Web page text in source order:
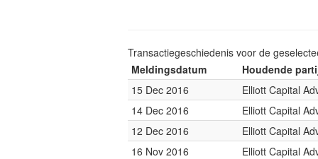
Transactiegeschiedenis voor de
Meldingsdatum
Houdende
15 Dec 2016
Elliott Capital
14 Dec 2016
Elliott Capital
12 Dec 2016
Elliott Capital
16 Nov 2016
Elliott Capital